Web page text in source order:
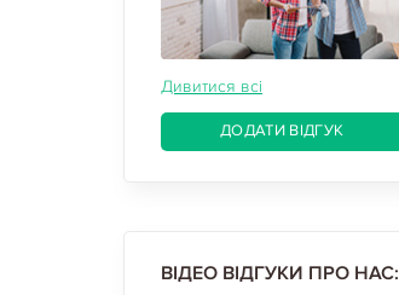
Дивитися всі
ДОДАТИ ВІДГУК
ВІДЕО ВІДГУКИ ПРО НАС: